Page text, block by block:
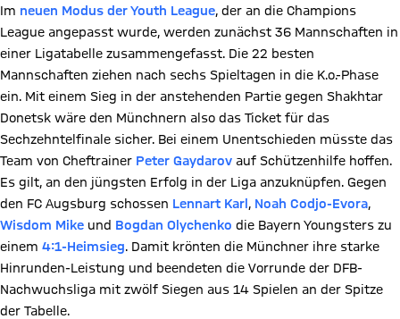
Im neuen Modus der Youth League, der an die Champions
League angepasst wurde, werden zunächst 36 Mannschaften in
einer Ligatabelle zusammengefasst. Die 22 besten
Mannschaften ziehen nach sechs Spieltagen in die K.o.-Phase
ein. Mit einem Sieg in der anstehenden Partie gegen Shakhtar
Donetsk wäre den Münchnern also das Ticket für das
Sechzehntelfinale sicher. Bei einem Unentschieden müsste das
Team von Cheftrainer Peter Gaydarov auf Schützenhilfe hoffen.
Es gilt, an den jüngsten Erfolg in der Liga anzuknüpfen. Gegen
den FC Augsburg schossen Lennart Karl , Noah Codjo-Evora,
Wisdom Mike und Bogdan Olychenko die Bayern Youngsters zu
einem 4:1-Heimsieg. Damit krönten die Münchner ihre starke
Hinrunden-Leistung und beendeten die Vorrunde der DFB-
Nachwuchsliga mit zwölf Siegen aus 14 Spielen an der Spitze
der Tabelle.